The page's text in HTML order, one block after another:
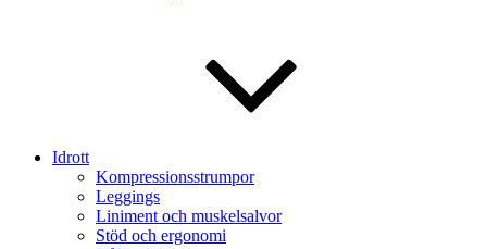
Idrott
Kompressionsstrumpor
Leggings
Liniment och muskelsalvor
Stöd och ergonomi